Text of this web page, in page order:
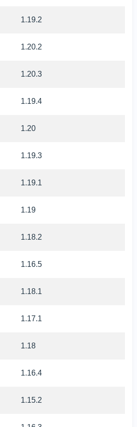
1.19.2
1.20.2
1.20.3
1.19.4
1.20
1.19.3
1.19.1
1.19
1.18.2
1.16.5
1.18.1
1.17.1
1.18
1.16.4
1.15.2